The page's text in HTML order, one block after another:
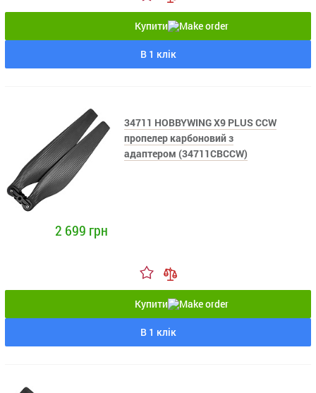
Купити
В 1 клік
34711 HOBBYWING X9 PLUS CСW
пропелер карбоновий з
адаптером (34711CBCCW)
2 699 грн
Купити
В 1 клік